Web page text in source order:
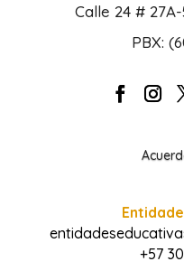
Calle 24 #
PBX:
+57